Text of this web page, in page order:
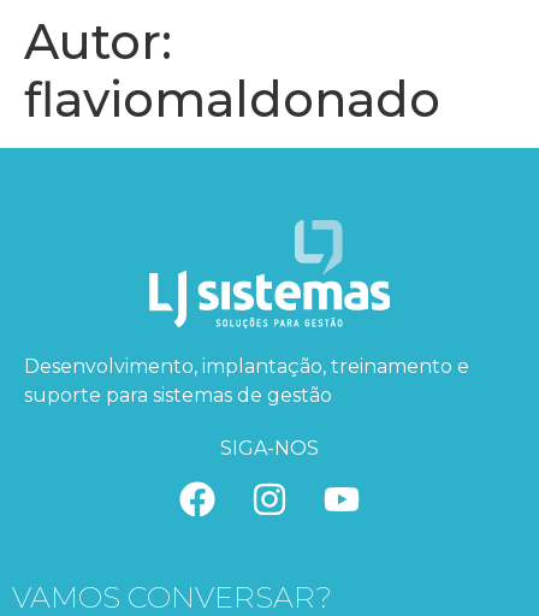
Autor:
flaviomaldonado
Desenvolvimento, implantação, treinamento e
suporte para sistemas de gestão
SIGA-NOS
VAMOS CONVERSAR?